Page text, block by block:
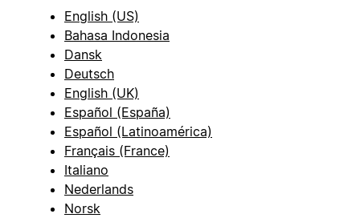
English (US)
Bahasa Indonesia
Dansk
Deutsch
English (UK)
Español (España)
Español (Latinoamérica)
Français (France)
Italiano
Nederlands
Norsk